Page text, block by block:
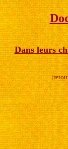
Dans leurs